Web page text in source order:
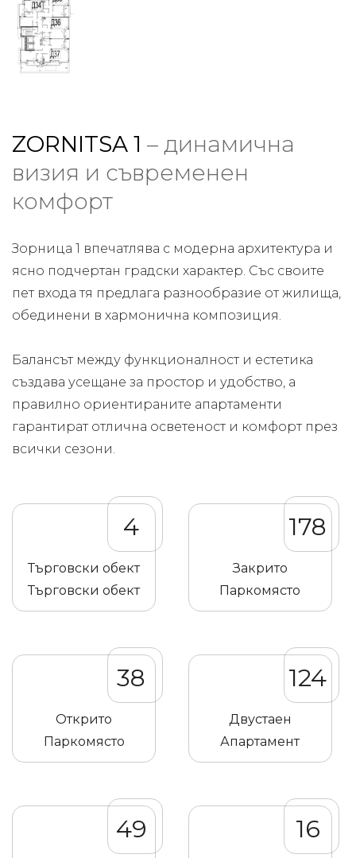
ZORNITSA 1 – динамична
визия и съвременен
комфорт
Зорница 1 впечатлява с модерна архитектура и
ясно подчертан градски характер. Със своите
пет входа тя предлага разнообразие от жилища,
обединени в хармонична композиция.
Балансът между функционалност и естетика
създава усещане за простор и удобство, а
правилно ориентираните апартаменти
гарантират отлична осветеност и комфорт през
всички сезони.
4
Търговски обект
Търговски обект
178
Закрито
Паркомясто
38
Открито
Паркомясто
124
Двустаен
Апартамент
49 16